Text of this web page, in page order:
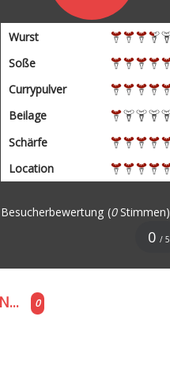
Wurst
Soße
Currypulver
Beilage
Schärfe
Location
Besucherbewertung (0Stimmen)
0 / 5
0